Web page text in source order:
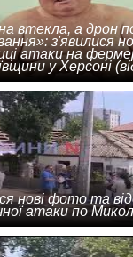
втекла, а дрон
з'явилися
атаки на
у Херсоні
нові фото та
атаки по